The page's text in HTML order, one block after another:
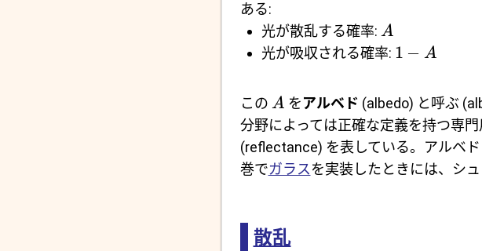
ある:
光が散乱する確率: A
光が吸収される確率: 1 − A
この A をアルベド (albedo) と呼ぶ
分野によっては正確な定義を持つ専
(reflectance) を表している。アルベ
巻でガラスを実装したときには、シ
散乱